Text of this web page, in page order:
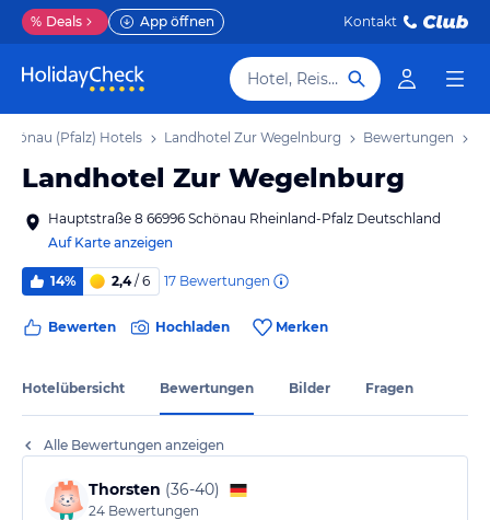
% Deals App öffnen Kontakt
Hotel, Reiseziel
(Pfalz) Hotels Landhotel Zur Wegelnburg Bewertungen
Landhotel Zur Wegelnburg
Hauptstraße 8 66996 Schönau Rheinland-Pfalz Deutschland
Auf Karte anzeigen
14% 2,4/ 6 17 Bewertungen
Bewerten Hochladen Merken
Hotelübersicht Bewertungen Bilder Fragen
Alle Bewertungen anzeigen
Thorsten (36-40)
24 Bewertungen